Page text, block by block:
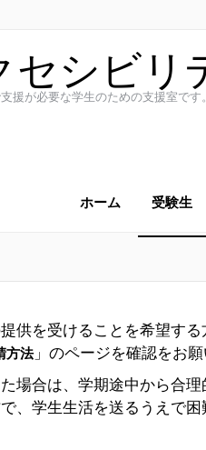
シビリ
援が必要な学生のための支援室です。
ホーム 受験生
供を受けることを希望す
方法」のページを確認をお願
場合は、学期途中から合
、学生生活を送るうえで